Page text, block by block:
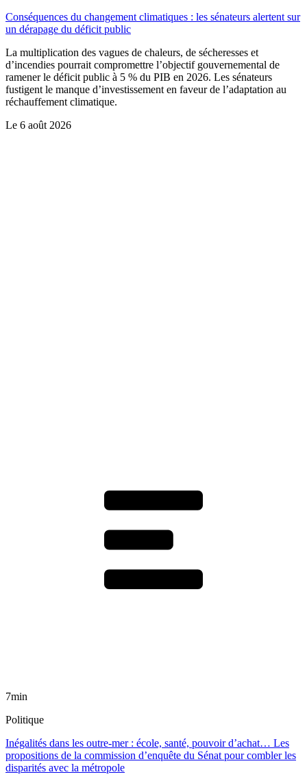
Conséquences du changement climatiques : les sénateurs alertent sur
un dérapage du déficit public
La multiplication des vagues de chaleurs, de sécheresses et
d’incendies pourrait compromettre l’objectif gouvernemental de
ramener le déficit public à 5 % du PIB en 2026. Les sénateurs
fustigent le manque d’investissement en faveur de l’adaptation au
réchauffement climatique.
Le 6 août 2026
7min
Politique
Inégalités dans les outre-mer : école, santé, pouvoir d’achat… Les
propositions de la commission d’enquête du Sénat pour combler les
disparités avec la métropole